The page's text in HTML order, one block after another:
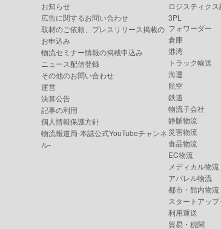
お知らせ
広告に関するお問い合わせ
取材のご依頼、プレスリリース掲載の
お申込み
物流セミナー情報の掲載申込み
ニュース配信登録
その他のお問い合わせ
運営
決算公告
記事の利用
個人情報保護方針
物流報道局-本誌公式YouTubeチャンネ
ル-
ロジスティクス
3PL
フォワーダー
倉庫
港湾
トラック輸送
海運
航空
鉄道
物流子会社
静脈物流
災害物流
食品物流
EC物流
メディカル物流
アパレル物流
都市・館内物流
スタートアッ
利用運送
貿易・税関